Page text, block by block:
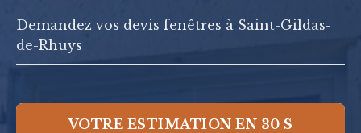
Demandez vos devis fenêtres à Saint-Gildas-
de-Rhuys
VOTRE ESTIMATION EN 30 S